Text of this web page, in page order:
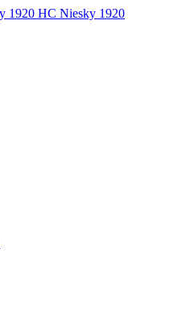
HC Niesky 1920